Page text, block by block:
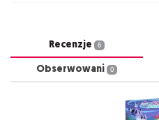
Recenzje 6
Obserwowani 0